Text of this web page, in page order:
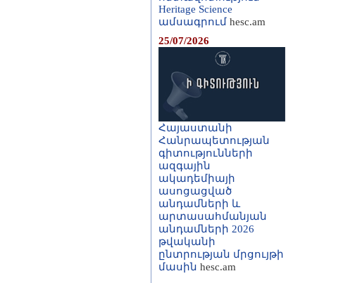
Heritage Science
ամսագրում hesc.am
25/07/2026
Հայաստանի
Հանրապետության
գիտությունների
ազգային
ակադեմիայի
ասոցացված
անդամների և
արտասահմանյան
անդամների 2026
թվականի
ընտրության մրցույթի
մասին hesc.am